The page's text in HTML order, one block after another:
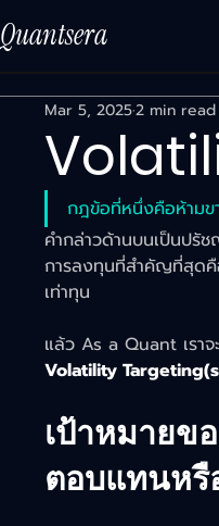
Quantsera
Mar 5, 20252 min read
กฎข้อที่หนึ่งคือห้าม
คำกล่าวด้านบนเป็นปรั
การลงทุนที่สำคัญที่สุดคื
เท่าทุน
แล้ว As a Quant เราจ
Volatility
เป้าหมายข
ตอบแทนหรื